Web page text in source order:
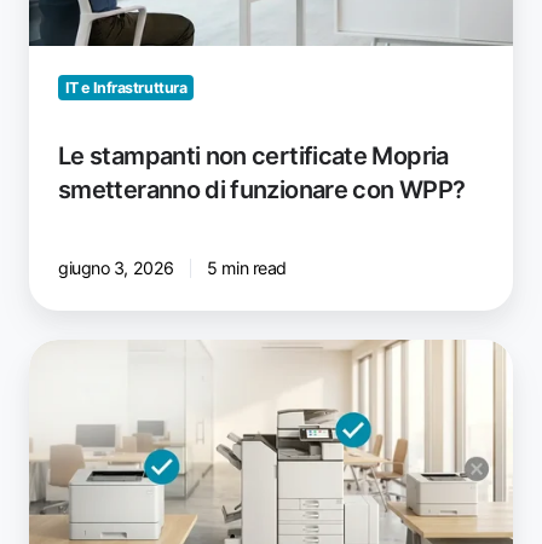
con
WPP?
IT e Infrastruttura
Le stampanti non certificate Mopria
smetteranno di funzionare con WPP?
giugno 3, 2026 5 min read
una
stampante
è
certificata